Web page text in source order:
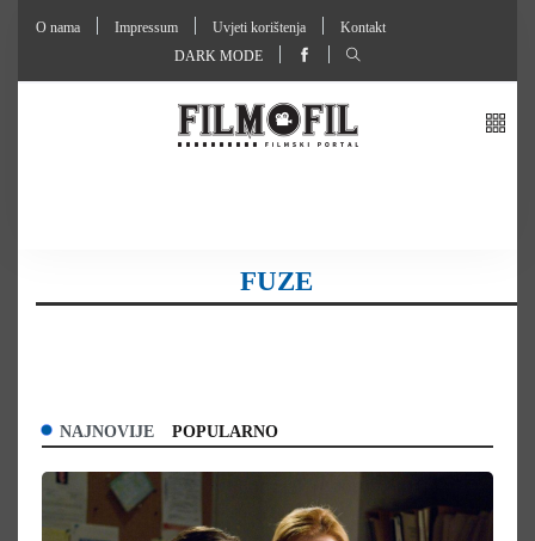
O nama Impressum Uvjeti korištenja
Kontakt
DARK MODE
FUZE
NAJNOVIJE POPULARNO